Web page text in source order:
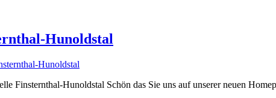
Hunoldstal
Hunoldstal
Finsternthal-Hunoldstal Schön das Sie uns auf unserer neuen